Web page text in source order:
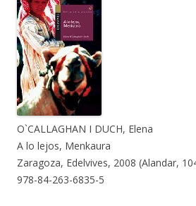
O`CALLAGHAN I DUCH, Elena
A lo lejos, Menkaura
Zaragoza, Edelvives, 2008 (Alandar,
978-84-263-6835-5